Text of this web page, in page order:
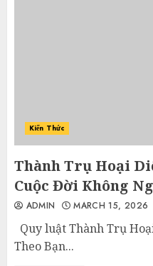
Kiến Thức
Thành Trụ Hoại
Cuộc Đời Không
ADMIN MARCH 15, 2026
Quy luật Thành Trụ
Theo Bạn...